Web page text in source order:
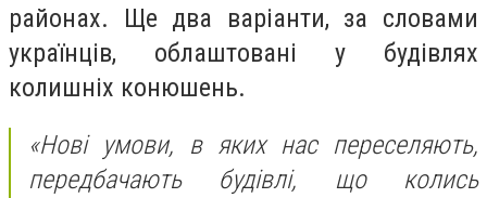
районах. Ще два варіанти, за словами
українців, облаштовані у будівлях
колишніх конюшень.
«Нові умови, в яких нас переселяють,
передбачають будівлі, що колись